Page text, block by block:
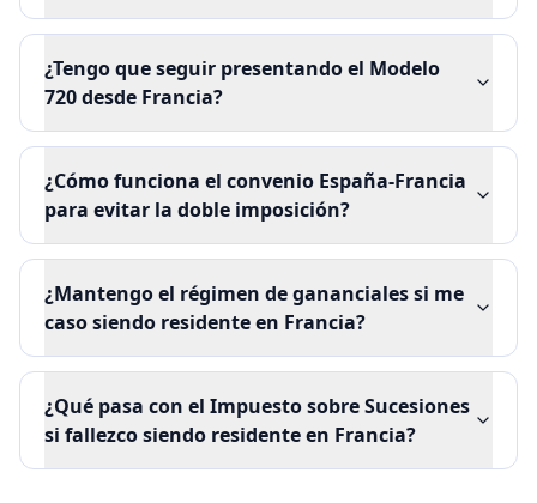
¿Tengo que seguir presentando el Modelo
720 desde Francia?
¿Cómo funciona el convenio España-Francia
para evitar la doble imposición?
¿Mantengo el régimen de gananciales si me
caso siendo residente en Francia?
¿Qué pasa con el Impuesto sobre Sucesiones
si fallezco siendo residente en Francia?